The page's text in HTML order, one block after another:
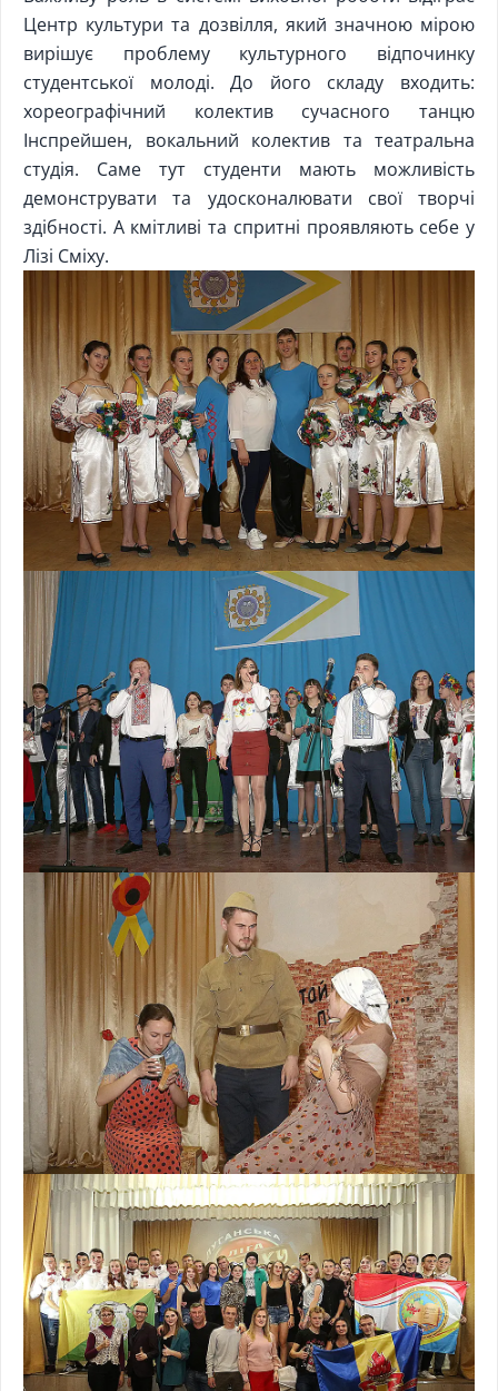
Центр культури та дозвілля, який значною мірою
вирішує проблему культурного відпочинку
студентської молоді. До його складу входить:
хореографічний колектив сучасного танцю
Інспрейшен, вокальний колектив та театральна
студія. Саме тут студенти мають можливість
демонструвати та удосконалювати свої творчі
здібності. А кмітливі та спритні проявляють себе у
Лізі Сміху.